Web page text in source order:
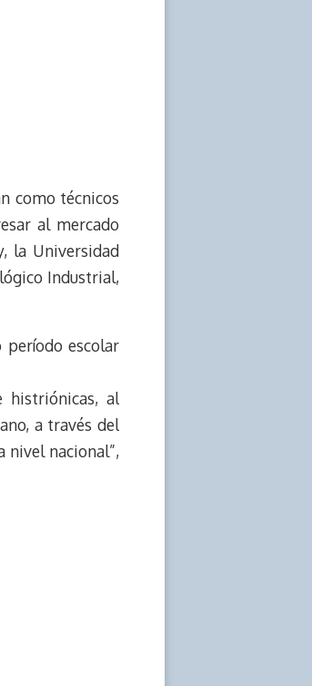
como técnicos
al mercado
la Universidad
Industrial,
período escolar
histriónicas, al
a través del
nivel nacional”,